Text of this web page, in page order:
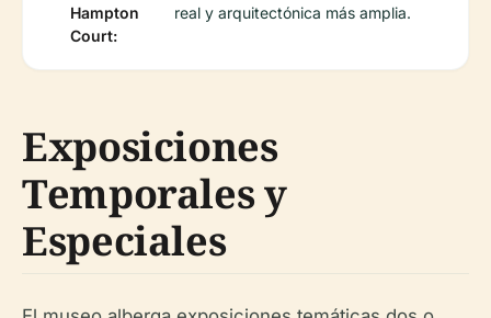
Hampton
Court:
real y arquitectónica más amplia.
Exposiciones
Temporales y
Especiales